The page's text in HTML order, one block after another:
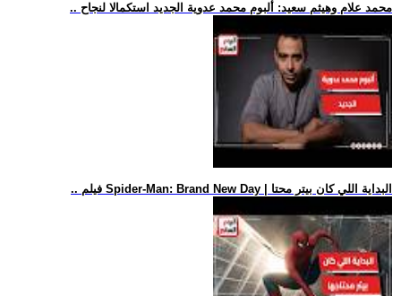
.. محمد علام وهيثم سعيد: ألبوم محمد عدوية الجديد استكمالا لنجاح
.. فيلم Spider-Man: Brand New Day | البداية اللي كان بيتر محتا